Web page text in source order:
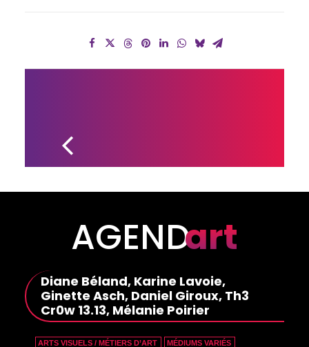
AVEC L’AIDE
AGENDart
Diane Béland, Karine Lavoie,
Ginette Asch, Daniel Giroux, Th3
Cr0w 13.13, Mélanie Poirier
ARTS VISUELS / MÉTIERS D’ART MÉDIUMS VARIÉS